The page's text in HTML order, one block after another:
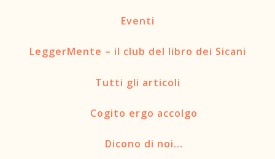
Eventi
LeggerMente – il club del libro dei Sicani
Tutti gli articoli
Cogito ergo accolgo
Dicono di noi…